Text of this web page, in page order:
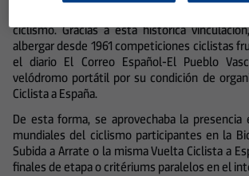
ciclismo. Gracias a esta histórica
albergar desde 1961 competiciones ciclistas
el diario El Correo Español-El Pueblo
velódromo portátil por su condición de
Ciclista a España.
De esta forma, se aprovechaba la presencia
mundiales del ciclismo participantes en la
Subida a Arrate o la misma Vuelta Ciclista a
finales de etapa o critériums paralelos en el